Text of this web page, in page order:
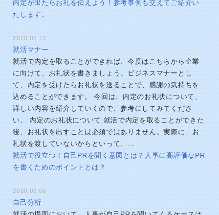
内定が出たらお礼を伝えよう！参考事例も交えてご紹介い
たします。
2020.03.10
就活マナー
就活で内定を取ることができれば、今度はこちらから企業
に向けて、お礼状を書きましょう。ビジネスマナーとし
て、内定を受けたらお礼状を送ることで、感謝の気持ちを
込めることができます。 今回は、内定のお礼状について、
詳しい内容を紹介していくので、参考にしてみてくださ
い。 内定のお礼状について 就活で内定を取ることができた
後、お礼状を出すことは必須ではありません。実際に、お
礼状を渡していないからといって、…
就活で役立つ！自己PRを聞く意図とは？人事に高評価なPR
を書くためのポイントとは？
2020.03.06
自己分析